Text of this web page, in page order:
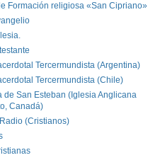
Formación religiosa «San Cipriano»
Tercermundista (Argentina)
Tercermundista (Chile)
de San Esteban (Iglesia Anglicana
Canadá)
(Cristianos)